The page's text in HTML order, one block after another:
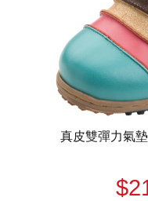
真皮雙彈力氣